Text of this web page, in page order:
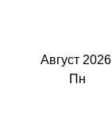
Август 2026
Пн